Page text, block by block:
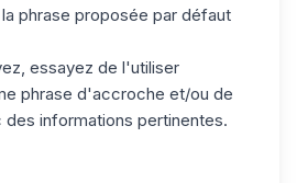
phrase proposée par défaut
essayez de l'utiliser
phrase d'accroche et/ou de
informations pertinentes.